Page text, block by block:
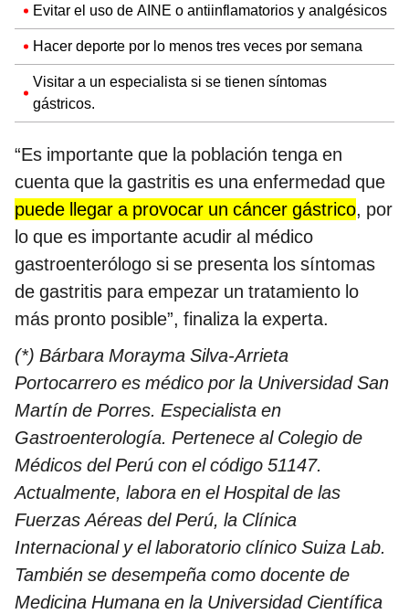
Evitar el uso de AINE o antiinflamatorios y analgésicos
Hacer deporte por lo menos tres veces por semana
Visitar a un especialista si se tienen síntomas
gástricos.
“Es importante que la población tenga en
cuenta que la gastritis es una enfermedad que
puede llegar a provocar un cáncer gástrico, por
lo que es importante acudir al médico
gastroenterólogo si se presenta los síntomas
de gastritis para empezar un tratamiento lo
más pronto posible”, finaliza la experta.
(*) Bárbara Morayma Silva-Arrieta
Portocarrero es médico por la Universidad San
Martín de Porres. Especialista en
Gastroenterología. Pertenece al Colegio de
Médicos del Perú con el código 51147.
Actualmente, labora en el Hospital de las
Fuerzas Aéreas del Perú, la Clínica
Internacional y el laboratorio clínico Suiza Lab.
También se desempeña como docente de
Medicina Humana en la Universidad Científica